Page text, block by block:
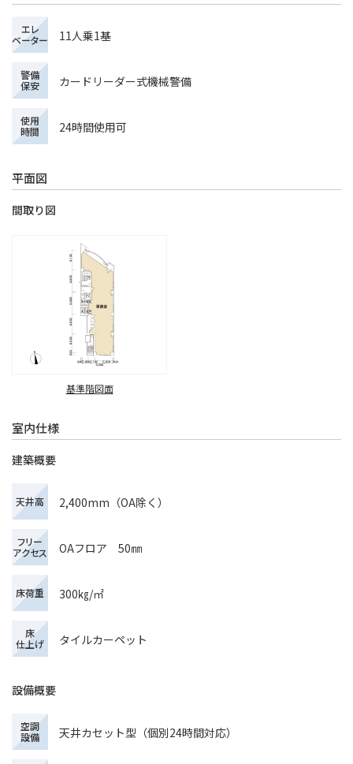
エレ
ベーター
11人乗1基
警備
保安
カードリーダー式機械警備
使用
時間
24時間使用可
平面図
間取り図
基準階図面
室内仕様
建築概要
天井高 2,400mm（OA除く）
フリー
アクセス
OAフロア 50㎜
床荷重 300㎏/㎡
床
仕上げ
タイルカーペット
設備概要
空調
設備
天井カセット型（個別24時間対応）